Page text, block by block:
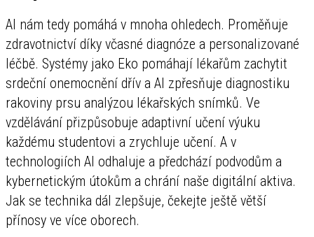
AI nám tedy pomáhá v mnoha ohledech. Proměňuje
zdravotnictví díky včasné diagnóze a personalizované
léčbě. Systémy jako Eko pomáhají lékařům zachytit
srdeční onemocnění dřív a AI zpřesňuje diagnostiku
rakoviny prsu analýzou lékařských snímků. Ve
vzdělávání přizpůsobuje adaptivní učení výuku
každému studentovi a zrychluje učení. A v
technologiích AI odhaluje a předchází podvodům a
kybernetickým útokům a chrání naše digitální aktiva.
Jak se technika dál zlepšuje, čekejte ještě větší
přínosy ve více oborech.